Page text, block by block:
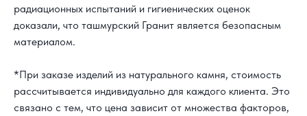
радиационных испытаний и гигиенических оценок
доказали, что ташмурский Гранит является безопасным
материалом.
*При заказе изделий из натурального камня, стоимость
рассчитывается индивидуально для каждого клиента. Это
связано с тем, что цена зависит от множества факторов,
КАК С НАМИ
СВЯЗАТЬСЯ?